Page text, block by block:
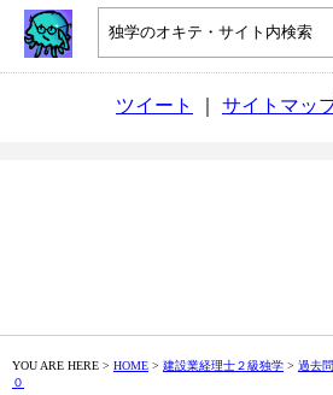
ツイート サイトマッ
YOU ARE HERE > HOME > 建設業経理士２級独学 > 過去
０